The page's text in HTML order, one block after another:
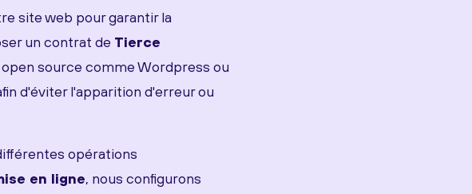
site web pour garantir la
un contrat de Tierce
source comme Wordpress ou
d'éviter l'apparition d'erreur ou
opérations
en ligne, nous configurons